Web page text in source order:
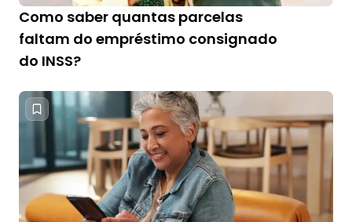
Como saber quantas parcelas
faltam do empréstimo consignado
do INSS?